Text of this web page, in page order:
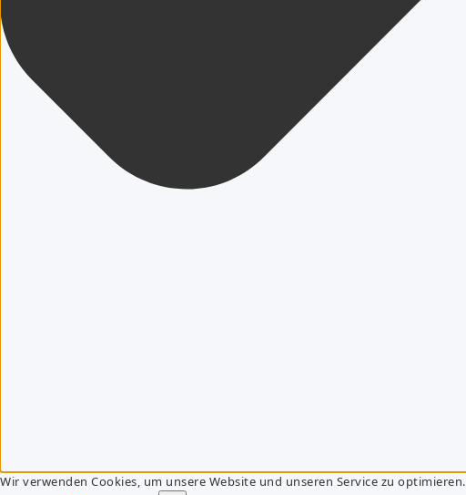
Wir verwenden Cookies, um unsere Website und unseren Service zu optimieren.